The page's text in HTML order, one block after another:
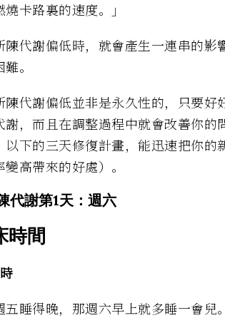
卡路裏的速度。」
陳代謝偏低時，就會產生一連串的
。
陳代謝偏低並非是永久性的，只要
謝，而且在調整過程中就會改善你
以下的三天修復計畫，能迅速把你
高帶來的好處）。
代謝第1天：週六
時間
五睡得晚，那週六早上就多睡一會兒